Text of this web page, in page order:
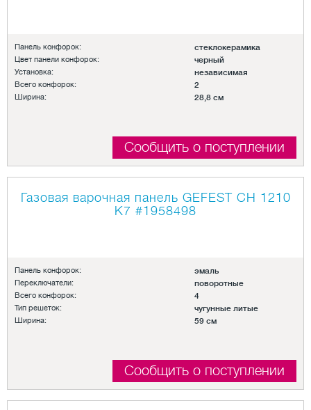
Панель конфорок: стеклокерамика
Цвет панели конфорок: черный
Установка: независимая
Всего конфорок: 2
Ширина: 28,8 см
Сообщить о поступлении
Газовая варочная панель GEFEST СН 1210
К7 #1958498
Панель конфорок: эмаль
Переключатели: поворотные
Всего конфорок: 4
Тип решеток: чугунные литые
Ширина: 59 см
Сообщить о поступлении